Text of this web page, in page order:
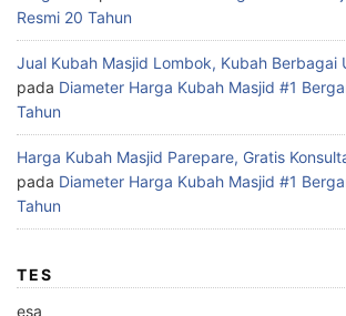
Resmi 20 Tahun
Jual Kubah Masjid Lombok, Kubah Berbagai
pada Diameter Harga Kubah Masjid #1
Tahun
Harga Kubah Masjid Parepare, Gratis
pada Diameter Harga Kubah Masjid #1
Tahun
TES
esa